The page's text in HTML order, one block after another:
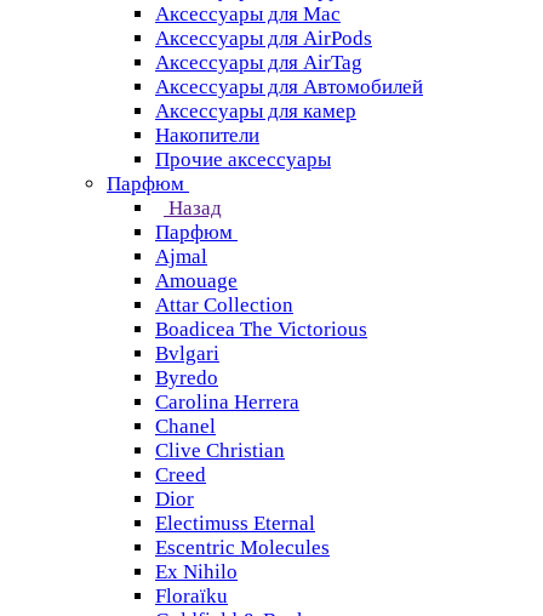
Аксессуары для Mac
Аксессуары для AirPods
Аксессуары для AirTag
Аксессуары для Автомобилей
Аксессуары для камер
Накопители
Прочие аксессуары
Парфюм
Назад
Парфюм
Ajmal
Amouage
Attar Collection
Boadicea The Victorious
Bvlgari
Byredo
Carolina Herrera
Chanel
Clive Christian
Creed
Dior
Electimuss Eternal
Escentric Molecules
Ex Nihilo
Floraïku